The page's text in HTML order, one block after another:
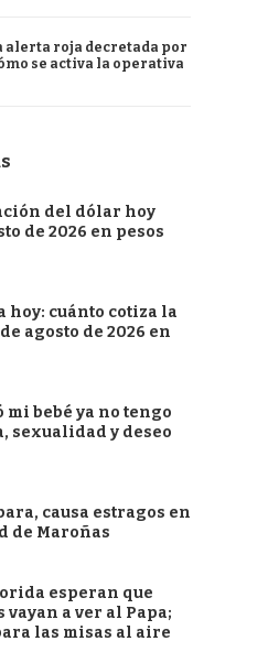
alerta roja decretada por
se activa la operativa
del dólar hoy
de 2026 en pesos
cuánto cotiza la
agosto de 2026 en
mi bebé ya no tengo
sexualidad y deseo
causa estragos en
de Maroñas
esperan que
vayan a ver al Papa;
las misas al aire